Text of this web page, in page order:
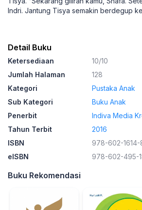
Indri. Jantung Tisya semakin berdegup
Detail Buku
Ketersediaan
10/10
Jumlah Halaman
128
Kategori
Pustaka Anak
Sub Kategori
Buku Anak
Penerbit
Indiva Media
Tahun Terbit
2016
ISBN
978-602-1614-
eISBN
978-602-495-
Buku Rekomendasi